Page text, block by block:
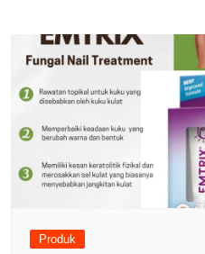
Produk